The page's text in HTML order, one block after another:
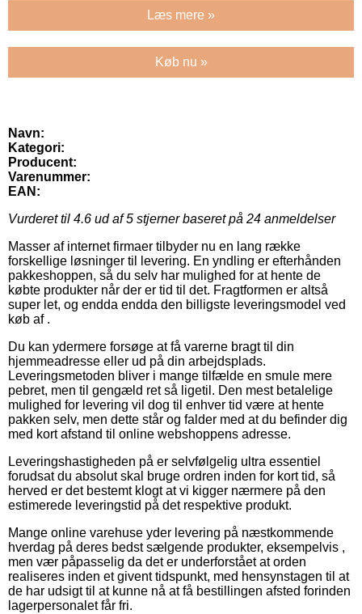
Læs mere »
Køb nu »
Navn:
Kategori:
Producent:
Varenummer:
EAN:
Vurderet til 4.6 ud af 5 stjerner baseret på 24 anmeldelser
Masser af internet firmaer tilbyder nu en lang række
forskellige løsninger til levering. En yndling er efterhånden
pakkeshoppen, så du selv har mulighed for at hente de
købte produkter når der er tid til det. Fragtformen er altså
super let, og endda endda den billigste leveringsmodel ved
køb af .
Du kan ydermere forsøge at få varerne bragt til din
hjemmeadresse eller ud på din arbejdsplads.
Leveringsmetoden bliver i mange tilfælde en smule mere
pebret, men til gengæld ret så ligetil. Den mest betalelige
mulighed for levering vil dog til enhver tid være at hente
pakken selv, men dette står og falder med at du befinder dig
med kort afstand til online webshoppens adresse.
Leveringshastigheden på er selvfølgelig ultra essentiel
forudsat du absolut skal bruge ordren inden for kort tid, så
herved er det bestemt klogt at vi kigger nærmere på den
estimerede leveringstid på det respektive produkt.
Mange online varehuse yder levering på næstkommende
hverdag på deres bedst sælgende produkter, eksempelvis ,
men vær påpasselig da det er underforstået at orden
realiseres inden et givent tidspunkt, med hensynstagen til at
de har udsigt til at kunne nå at få bestillingen afsted forinden
lagerpersonalet får fri.